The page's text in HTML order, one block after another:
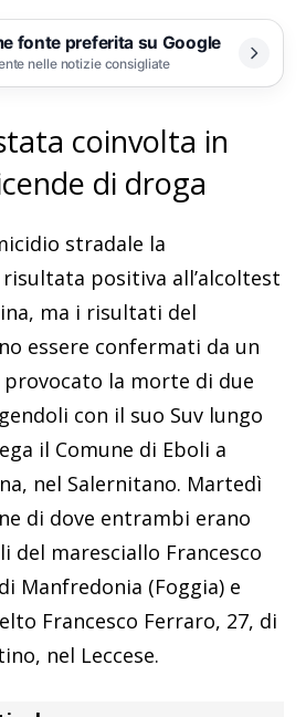
fonte preferita su Google
nelle notizie consigliate
coinvolta in
di droga
stradale la
risultata positiva all’alcoltest
ma i risultati del
essere confermati da un
provocato la morte di due
con il suo Suv lungo
il Comune di Eboli a
nel Salernitano. Martedì
di dove entrambi erano
del maresciallo Francesco
Manfredonia (Foggia) e
Francesco Ferraro, 27, di
nel Leccese.